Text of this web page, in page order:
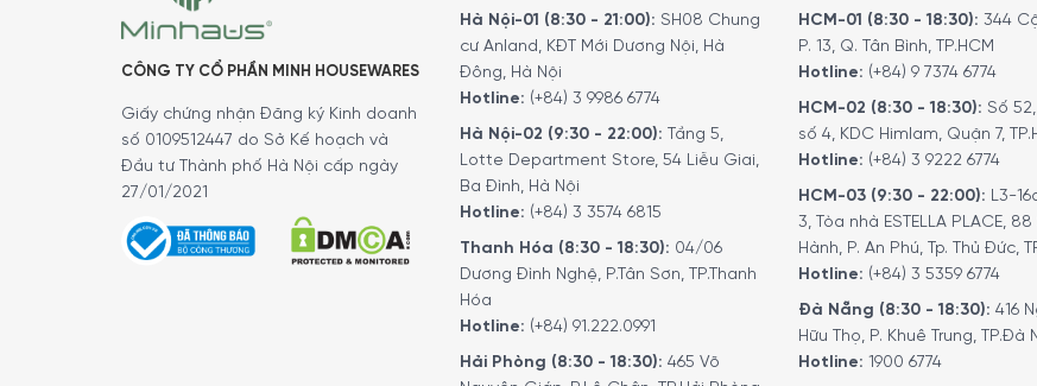
Công suất hoạt động
Với công suất 1500W, máy làm nóng nhanh, xay hạt ổn định và chiết xuất cà phê ở mức nhiệt phù hợp.
CÔNG TY CỔ PHẦN MINH HOUSEWARES
Giấy chứng nhận Đăng ký Kinh doanh
số 0109512447 do Sở Kế hoạch và
Đầu tư Thành phố Hà Nội cấp ngày
27/01/2021
Hà Nội-01 (8:30 - 21:00): SH08 Chung
cư Anland, KĐT Mới Dương Nội, Hà
Đông, Hà Nội
Hotline: (+84) 3 9986 6774
Hà Nội-02 (9:30 - 22:00): Tầng 5,
Lotte Department Store, 54 Liễu Giai,
Ba Đình, Hà Nội
Hotline: (+84) 3 3574 6815
Thanh Hóa (8:30 - 18:30): 04/06
Dương Đình Nghệ, P.Tân Sơn, TP.Thanh
Hóa
Hotline: (+84) 91.222.0991
Hải Phòng (8:30 - 18:30): 465 Võ
HCM-01 (8:30 - 18:30): 344
P. 13, Q. Tân Bình, TP.HCM
Hotline: (+84) 9 7374 6774
HCM-02 (8:30 - 18:30): Số
số 4, KDC Himlam, Quận 7,
Hotline: (+84) 3 9222 6774
HCM-03 (9:30 - 22:00): L3-
3, Tòa nhà ESTELLA PLACE,
Hành, P. An Phú, Tp. Thủ Đức,
Hotline: (+84) 3 5359 6774
Đà Nẵng (8:30 - 18:30): 416
Hữu Thọ, P. Khuê Trung, TP.Đà
Hotline: 1900 6774